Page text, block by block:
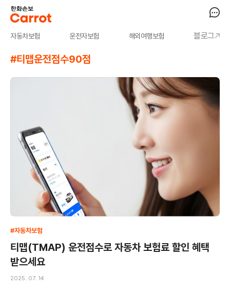
자동차보험 운전자보험 해외여행보험 블로그
#티맵운전점수90점
#자동차보험
티맵(TMAP) 운전점수로 자동차 보험료 할인 혜택
받으세요
2025. 07. 14